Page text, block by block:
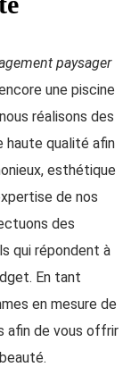
paysager
une piscine
réalisons des
haute qualité afin
esthétique
de nos
des
qui répondent à
En tant
en mesure de
afin de vous offrir